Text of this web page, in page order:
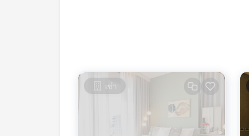
ติดต่อ
คุณ นก : Tel
+ 66 61 428 9156
Line id : @mcre
My Celebrity., Co., ltd . Real Estate Agency.
เช่า